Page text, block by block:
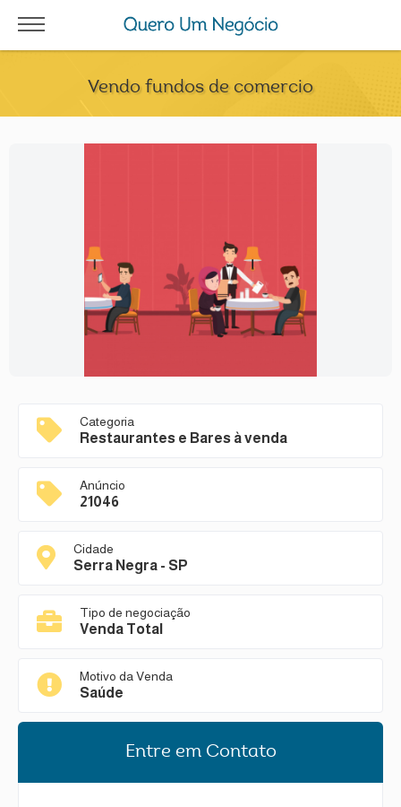
Vendo fundos de comercio
Categoria
Restaurantes e Bares à venda
Anúncio
21046
Cidade
Serra Negra - SP
Tipo de negociação
Venda Total
Motivo da Venda
Saúde
Entre em Contato